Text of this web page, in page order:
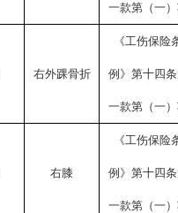
一款第（一
右外踝骨折
《工伤保险
例》第十四
一款第（一
右膝
《工伤保险
例》第十四
一款第（一